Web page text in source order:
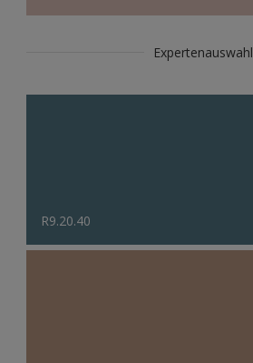
Expertenauswahl
R9.20.40